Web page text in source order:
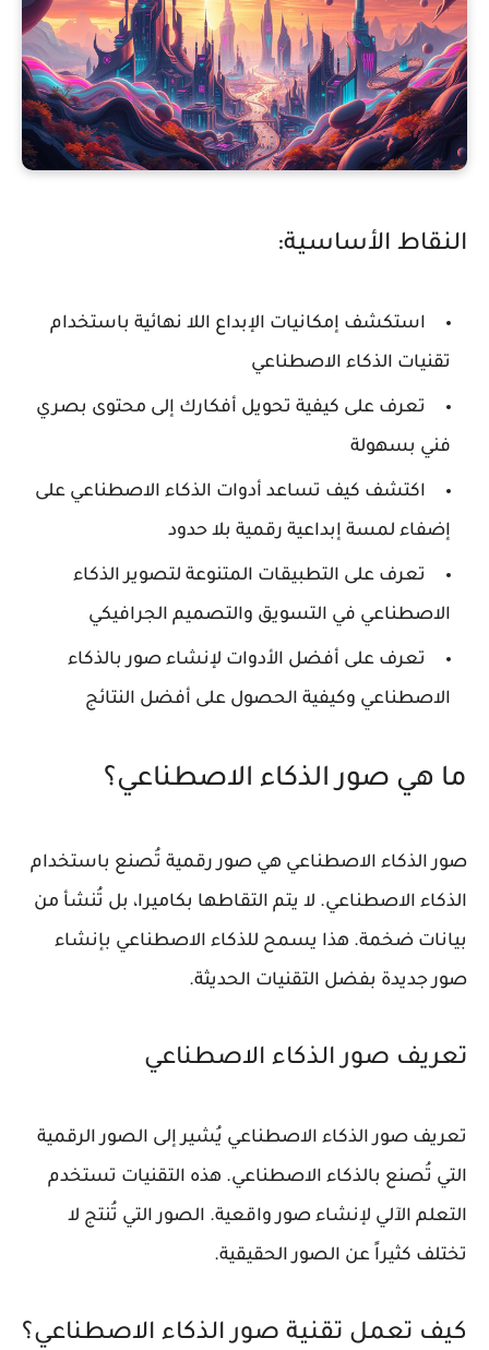
النقاط الأساسية:
استكشف إمكانيات الإبداع اللا نهائية باستخدام
تقنيات الذكاء الاصطناعي
تعرف على كيفية تحويل أفكارك إلى محتوى بصري
فني بسهولة
اكتشف كيف تساعد أدوات الذكاء الاصطناعي على
إضفاء لمسة إبداعية رقمية بلا حدود
تعرف على التطبيقات المتنوعة لتصوير الذكاء
الاصطناعي في التسويق والتصميم الجرافيكي
تعرف على أفضل الأدوات لإنشاء صور بالذكاء
الاصطناعي وكيفية الحصول على أفضل النتائج
ما هي صور الذكاء الاصطناعي؟
صور الذكاء الاصطناعي هي صور رقمية تُصنع باستخدام
الذكاء الاصطناعي. لا يتم التقاطها بكاميرا، بل تُنشأ من
بيانات ضخمة. هذا يسمح للذكاء الاصطناعي بإنشاء
صور جديدة بفضل التقنيات الحديثة.
تعريف صور الذكاء الاصطناعي
تعريف صور الذكاء الاصطناعي يُشير إلى الصور الرقمية
التي تُصنع بالذكاء الاصطناعي. هذه التقنيات تستخدم
التعلم الآلي لإنشاء صور واقعية. الصور التي تُنتج لا
تختلف كثيراً عن الصور الحقيقية.
كيف تعمل تقنية صور الذكاء الاصطناعي؟